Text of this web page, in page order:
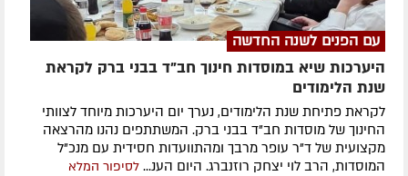
עם הפנים לשנה החדשה
היערכות שיא במוסדות חינוך חב"ד בבני ברק לקראת
שנת הלימודים
לקראת פתיחת שנת הלימודים, נערך יום היערכות מיוחד לצוותי
החינוך של מוסדות חב"ד בבני ברק. המשתתפים נהנו מהרצאה
מקצועית של ד"ר עופר מרבך ומהתוועדות חסידית עם מנכ"ל
המוסדות, הרב לוי יצחק רוזנברג. היום הענ... לסיפור המלא